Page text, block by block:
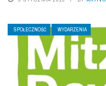
SPOŁECZNOŚĆ WYDARZENIA